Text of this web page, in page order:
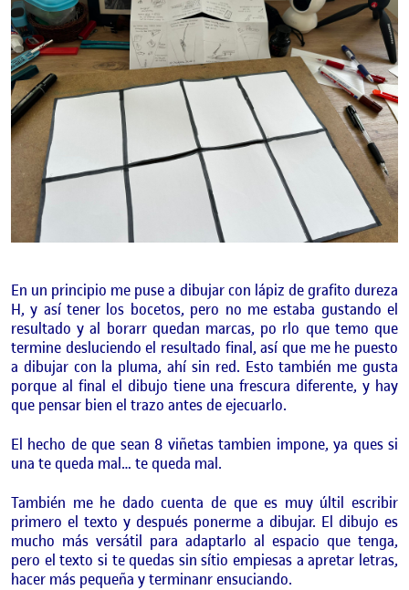
En un principio me puse a dibujar con lápiz de grafito dureza
H, y así tener los bocetos, pero no me estaba gustando el
resultado y al borarr quedan marcas, po rlo que temo que
termine desluciendo el resultado final, así que me he puesto
a dibujar con la pluma, ahí sin red. Esto también me gusta
porque al final el dibujo tiene una frescura diferente, y hay
que pensar bien el trazo antes de ejecuarlo.
El hecho de que sean 8 viñetas tambien impone, ya ques si
una te queda mal… te queda mal.
También me he dado cuenta de que es muy últil escribir
primero el texto y después ponerme a dibujar. El dibujo es
mucho más versátil para adaptarlo al espacio que tenga,
pero el texto si te quedas sin sítio empiesas a apretar letras,
hacer más pequeña y terminanr ensuciando.